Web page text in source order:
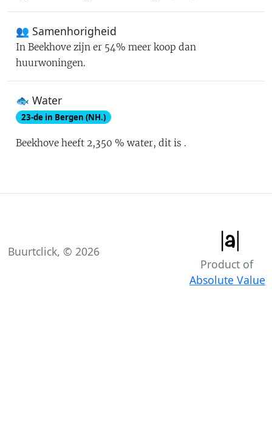
👥 Samenhorigheid
InBeekhove zijn er 54% meer koop dan
huurwoningen.
🐟 Water
23-de in Bergen (NH.)
Beekhove heeft 2,350 % water, dit is .
Buurtclick, © 2026
Product of
Absolute Value